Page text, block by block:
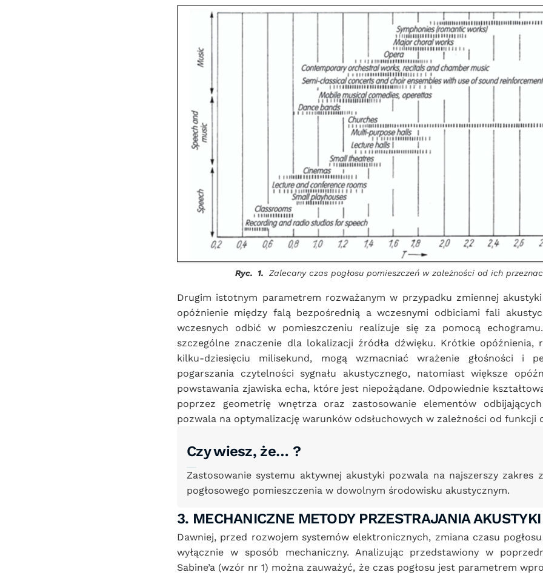
Ryc.  1. Zalecany czas pogłosu pomieszczeń w zależności od ich
Drugim istotnym parametrem rozważanym w przypadku zmiennej
opóźnienie między falą bezpośrednią a wczesnymi odbiciami fali
wczesnych odbić w pomieszczeniu realizuje się za pomocą
szczególne znaczenie dla lokalizacji źródła dźwięku. Krótkie opóźnienia,
kilku-dziesięciu milisekund, mogą wzmacniać wrażenie głośności i
pogarszania czytelności sygnału akustycznego, natomiast większe
powstawania zjawiska echa, które jest niepożądane. Odpowiednie
poprzez geometrię wnętrza oraz zastosowanie elementów
pozwala na optymalizację warunków odsłuchowych w zależności od funkcji
Czy wiesz, że… ?
Zastosowanie systemu aktywnej akustyki pozwala na najszerszy zakres
pogłosowego pomieszczenia w dowolnym środowisku akustycznym.
3. MECHANICZNE METODY PRZESTRAJANIA
Dawniej, przed rozwojem systemów elektronicznych, zmiana czasu
wyłącznie w sposób mechaniczny. Analizując przedstawiony w
Sabine’a (wzór nr 1) można zauważyć, że czas pogłosu jest parametrem